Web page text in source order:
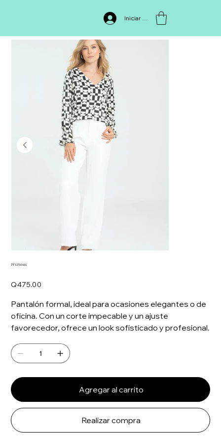
Iniciar sesión
PF12310416
Q475.00
Pantalón formal, ideal para ocasiones elegantes o de
oficina. Con un corte impecable y un ajuste
favorecedor, ofrece un look sofisticado y profesional.
Agregar al carrito
Realizar compra